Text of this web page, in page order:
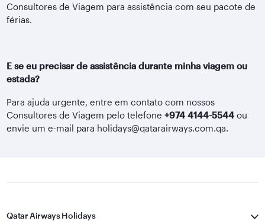
Consultores de Viagem para assistência com seu pacote de
férias.
E se eu precisar de assistência durante minha viagem ou
estada?
Para ajuda urgente, entre em contato com nossos
Consultores de Viagem pelo telefone+974 4144-5544 ou
envie um e-mail para holidays@qatarairways.com.qa.
Qatar Airways Holidays